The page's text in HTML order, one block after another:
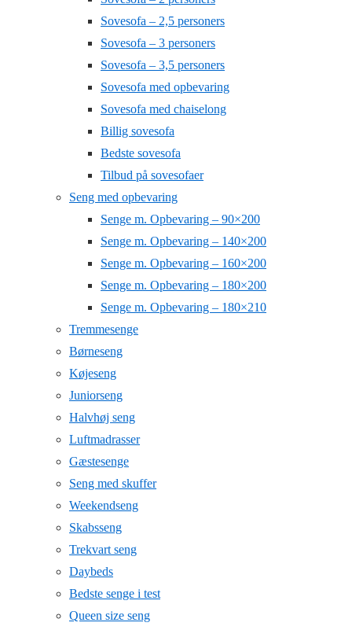
Sovesofa – 2,5 personers
Sovesofa – 3 personers
Sovesofa – 3,5 personers
Sovesofa med opbevaring
Sovesofa med chaiselong
Billig sovesofa
Bedste sovesofa
Tilbud på sovesofaer
Seng med opbevaring
Senge m. Opbevaring – 90×200
Senge m. Opbevaring – 140×200
Senge m. Opbevaring – 160×200
Senge m. Opbevaring – 180×200
Senge m. Opbevaring – 180×210
Tremmesenge
Børneseng
Køjeseng
Juniorseng
Halvhøj seng
Luftmadrasser
Gæstesenge
Seng med skuffer
Weekendseng
Skabsseng
Trekvart seng
Daybeds
Bedste senge i test
Queen size seng